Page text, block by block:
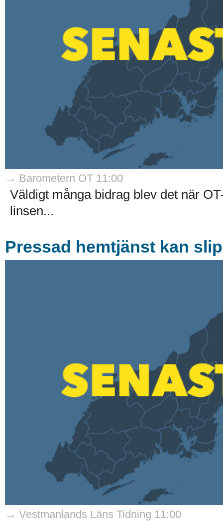
→ Barometern OT 11:00
Väldigt många bidrag blev det när
linsen...
Pressad hemtjänst kan
→ Vestmanlands Läns Tidning 11:00